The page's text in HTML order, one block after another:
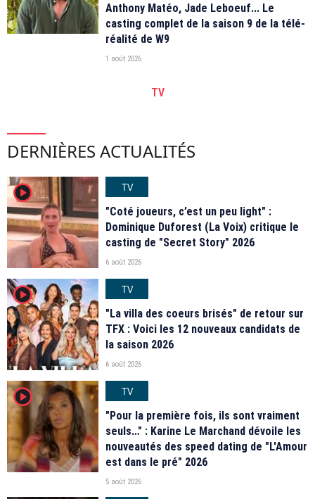
Anthony Matéo, Jade Leboeuf... Le
casting complet de la saison 9 de la télé-
réalité de W9
1 août 2026
TV
DERNIÈRES ACTUALITÉS
player2
TV
"Coté joueurs, c’est un peu light" :
Dominique Duforest (La Voix) critique le
casting de "Secret Story" 2026
6 août 2026
player2
TV
"La villa des coeurs brisés" de retour sur
TFX : Voici les 12 nouveaux candidats de
la saison 2026
6 août 2026
player2
TV
"Pour la première fois, ils sont vraiment
seuls…" : Karine Le Marchand dévoile les
nouveautés des speed dating de "L'Amour
est dans le pré" 2026
5 août 2026